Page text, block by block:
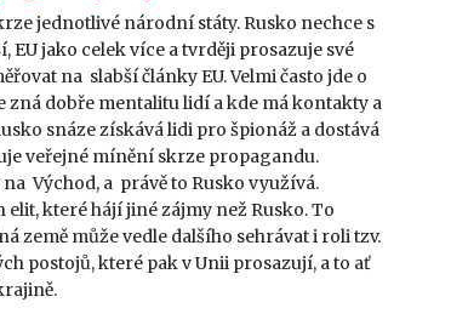
jednotlivé národní státy. Rusko nechce s
jako celek více a tvrději prosazuje své
na slabší články EU. Velmi často jde o
zná dobře mentalitu lidí a kde má kontakty a
snáze získává lidi pro špionáž a dostává
veřejné mínění skrze propagandu.
Východ, a právě to Rusko využívá.
které hájí jiné zájmy než Rusko. To
země může vedle dalšího sehrávat i roli tzv.
postojů, které pak v Unii prosazují, a to ať